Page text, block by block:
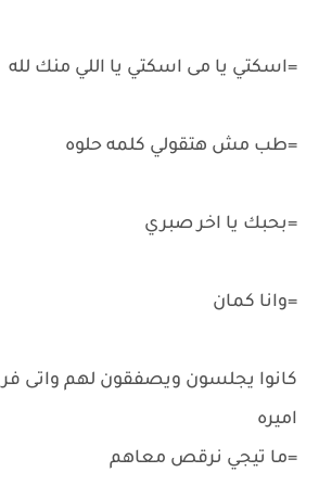
=اسكتي يا مى اسكتي يا اللي منك لله
=طب مش هتقولي كلمه حلوه
=بحبك يا اخر صبري
=وانا كمان
كانوا يجلسون ويصفقون لهم واتى
اميره
=ما تيجي نرقص معاهم